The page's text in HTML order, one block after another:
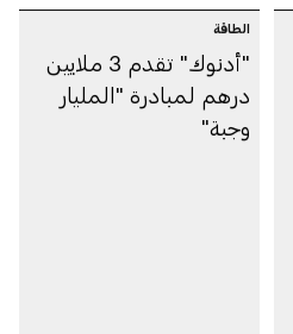
الطاقة
"أدنوك" تقدم 3 ملايين
درهم لمبادرة "المليار
وجبة"